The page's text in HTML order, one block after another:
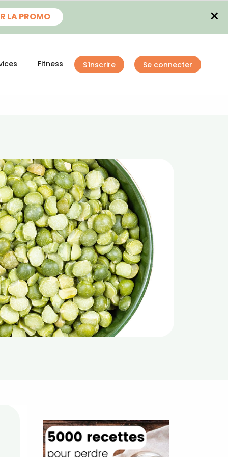
LA PROMO ×
Fitness S'inscrire Se connecter